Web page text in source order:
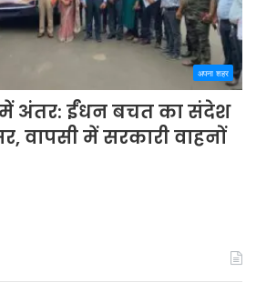
अपना शहर
अंतर: ईंधन बचत का संदेश
में सरकारी वाहनों